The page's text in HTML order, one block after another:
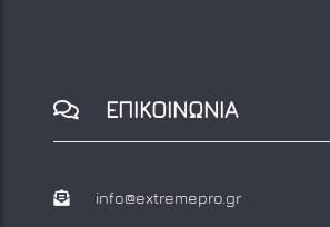
ΕΠΙΚΟΙΝΩΝΙΑ
info@extremepro.gr